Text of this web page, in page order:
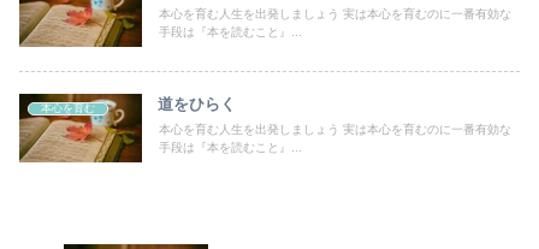
本心を育む人生を出発しましょう 実は本心を育むのに一番有効な
手段は『本を読むこと』...
本心を育む 道をひらく
本心を育む人生を出発しましょう 実は本心を育むのに一番有効な
手段は『本を読むこと』...